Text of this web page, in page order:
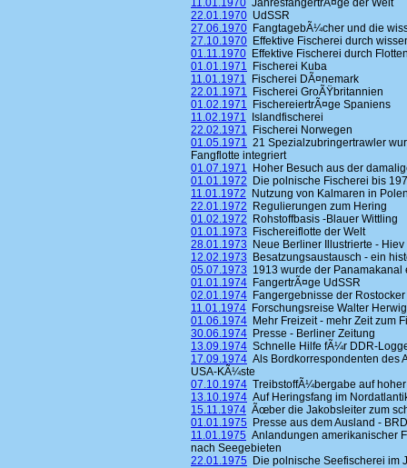
11.01.1970 JahresfangertrÃ¤ge der Welt
22.01.1970 UdSSR
27.06.1970 FangtagebÃ¼cher und die
27.10.1970 Effektive Fischerei durch
01.11.1970 Effektive Fischerei durch
01.01.1971 Fischerei Kuba
11.01.1971 Fischerei DÃ¤nemark
22.01.1971 Fischerei GroÃŸbritannien
01.02.1971 FischereiertrÃ¤ge Spaniens
11.02.1971 Islandfischerei
22.02.1971 Fischerei Norwegen
01.05.1971 21 Spezialzubringertrawler
Fangflotte integriert
01.07.1971 Hoher Besuch aus der
01.01.1972 Die polnische Fischerei bis
11.01.1972 Nutzung von Kalmaren in
22.01.1972 Regulierungen zum Hering
01.02.1972 Rohstoffbasis -Blauer Wittling
01.01.1973 Fischereiflotte der Welt
28.01.1973 Neue Berliner Illustrierte - Hiev
12.02.1973 Besatzungsaustausch - ein
05.07.1973 1913 wurde der Panamakanal
01.01.1974 FangertrÃ¤ge UdSSR
02.01.1974 Fangergebnisse der
11.01.1974 Forschungsreise Walter
01.06.1974 Mehr Freizeit - mehr Zeit zum
30.06.1974 Presse - Berliner Zeitung
13.09.1974 Schnelle Hilfe fÃ¼r DDR-
17.09.1974 Als Bordkorrespondenten des
USA-KÃ¼ste
07.10.1974 TreibstoffÃ¼bergabe auf
13.10.1974 Auf Heringsfang im
15.11.1974 Ãœber die Jakobsleiter zum
01.01.1975 Presse aus dem Ausland - BRD
11.01.1975 Anlandungen amerikanischer
nach Seegebieten
22.01.1975 Die polnische Seefischerei im